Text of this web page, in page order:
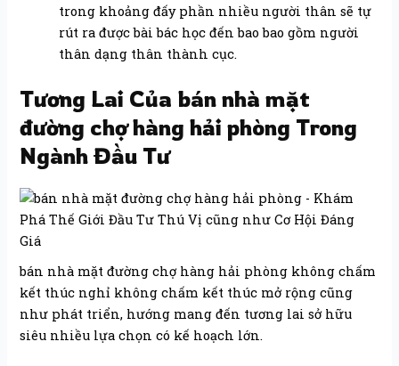
trong khoảng đấy phần nhiều người thân sẽ tự
rút ra được bài bác học đến bao bao gồm người
thân dạng thân thành cục.
Tương Lai Của bán nhà mặt
đường chợ hàng hải phòng Trong
Ngành Đầu Tư
bán nhà mặt đường chợ hàng hải phòng không chấm
kết thúc nghỉ không chấm kết thúc mở rộng cũng
như phát triển, hướng mang đến tương lai sở hữu
siêu nhiều lựa chọn có kế hoạch lớn.